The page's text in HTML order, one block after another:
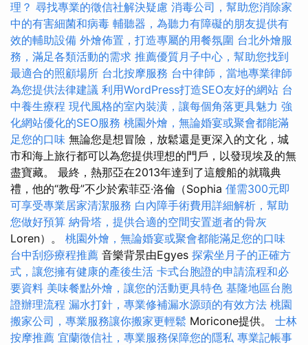
理？ 尋找專業的徵信社解決疑慮 消毒公司，幫助您消除家
中的有害細菌和病毒 輔聽器，為聽力有障礙的朋友提供有
效的輔助設備 外燴佈置，打造專屬的用餐氛圍 台北外燴服
務，滿足各類活動的需求 推薦優質月子中心，幫助您找到
最適合的照顧場所 台北按摩服務 台中律師，當地專業律師
為您提供法律建議 利用WordPress打造SEO友好的網站 台
中養生療程 現代風格的室內裝潢，讓每個角落更具魅力 強
化網站優化的SEO服務 桃園外燴，無論婚宴或聚會都能滿
足您的口味 無論您是想冒險，放鬆還是更深入的文化，城
市和海上旅行都可以為您提供理想的門戶，以發現埃及的無
盡寶藏。 最終，熱那亞在2013年達到了這艘船的就職典
禮，他的“教母”不少於索菲亞·洛倫（Sophia 僅需300元即
可享受專業居家清潔服務 白內障手術費用詳細解析，幫助
您做好預算 納骨塔，提供合適的空間安置逝者的骨灰
Loren）。 桃園外燴，無論婚宴或聚會都能滿足您的口味
台中刮痧療程推薦 音樂背景由Egyes 探索坐月子的正確方
式，讓您擁有健康的產後生活 卡式台胞證的申請流程和必
要資料 美味餐點外燴，讓您的活動更具特色 基隆地區台胞
證辦理流程 漏水打針，專業修補漏水源頭的有效方法 桃園
搬家公司，專業服務讓你搬家更輕鬆 Moricone提供。 士林
按摩推薦 宜蘭徵信社，專業服務保障您的隱私 專業記帳事